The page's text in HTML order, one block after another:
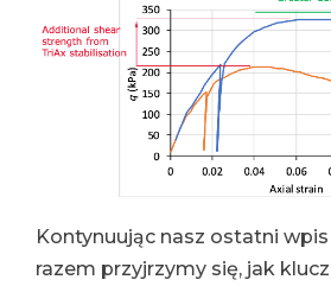
Kontynuując nasz ostatni
razem przyjrzymy się, jak